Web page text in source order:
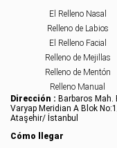
El Relleno Nasal
Relleno de Labios
El Relleno Facial
Relleno de Mejillas
Relleno de Mentón
Relleno Manual
Dirección : Barbaros Mah.
Varyap Meridian A Blok
Ataşehir/ İstanbul
Cómo llegar